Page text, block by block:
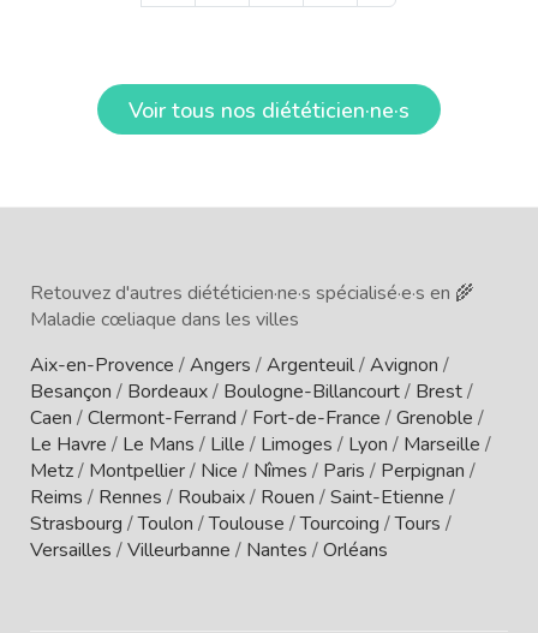
Voir tous nos diététicien·ne·s
Retouvez d'autres diététicien·ne·s spécialisé·e·s en 🌾
Maladie cœliaque dans les villes
Aix-en-Provence /Angers /Argenteuil/Avignon /
Besançon / Bordeaux/ Boulogne-Billancourt/ Brest/
Caen /Clermont-Ferrand / Fort-de-France /Grenoble /
Le Havre / Le Mans / Lille / Limoges / Lyon / Marseille /
Metz/ Montpellier/ Nice / Nîmes / Paris / Perpignan /
Reims / Rennes / Roubaix/ Rouen /Saint-Etienne /
Strasbourg /Toulon /Toulouse /Tourcoing /Tours /
Versailles /Villeurbanne / Nantes /Orléans